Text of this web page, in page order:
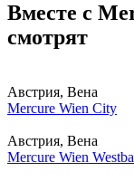
Вместе с
смотрят
Австрия, Вена
Mercure Wien City
Австрия, Вена
Mercure Wien